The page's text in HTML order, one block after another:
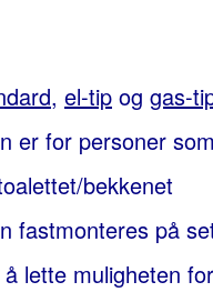
, el-tip og gas-
er for personer
bekkenet
fastmonteres på
lette muligheten